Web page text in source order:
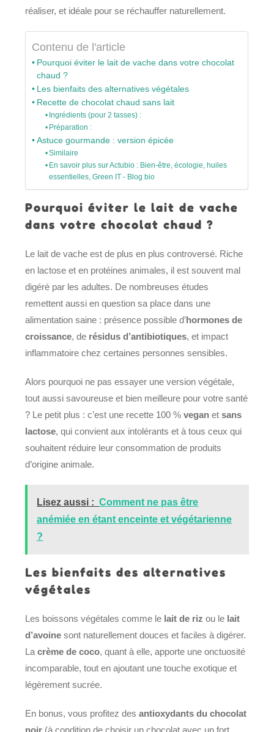
réaliser, et idéale pour se réchauffer naturellement.
Contenu de l'article
Pourquoi éviter le lait de vache dans votre chocolat
chaud ?
Les bienfaits des alternatives végétales
Recette de chocolat chaud sans lait
Ingrédients (pour 2 tasses) :
Préparation :
Astuce gourmande : version épicée
Similaire
En savoir plus sur Actubio : Bien-être, écologie, huiles
essentielles, Green IT - Blog bio
Pourquoi éviter le lait de vache
dans votre chocolat chaud ?
Le lait de vache est de plus en plus controversé. Riche
en lactose et en protéines animales, il est souvent mal
digéré par les adultes. De nombreuses études
remettent aussi en question sa place dans une
alimentation saine : présence possible d’hormones de
croissance, de résidus d’antibiotiques, et impact
inflammatoire chez certaines personnes sensibles.
Alors pourquoi ne pas essayer une version végétale,
tout aussi savoureuse et bien meilleure pour votre santé
? Le petit plus : c’est une recette 100 %vegan etsans
lactose, qui convient aux intolérants et à tous ceux qui
souhaitent réduire leur consommation de produits
d’origine animale.
Lisez aussi : Comment ne pas être
anémiée en étant enceinte et végétarienne
?
Les bienfaits des alternatives
végétales
Les boissons végétales comme le lait de riz ou le lait
d’avoine sont naturellement douces et faciles à digérer.
Lacrème de coco, quant à elle, apporte une onctuosité
incomparable, tout en ajoutant une touche exotique et
légèrement sucrée.
En bonus, vous profitez desantioxydants du chocolat
noir (à condition de choisir un chocolat avec un fort